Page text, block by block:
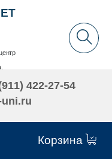
Корзина
422-27-54